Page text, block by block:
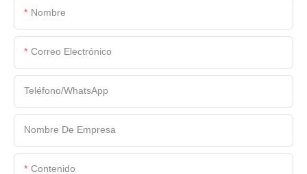
Nombre
Correo Electrónico
Teléfono/WhatsApp
Nombre De Empresa
Contenido